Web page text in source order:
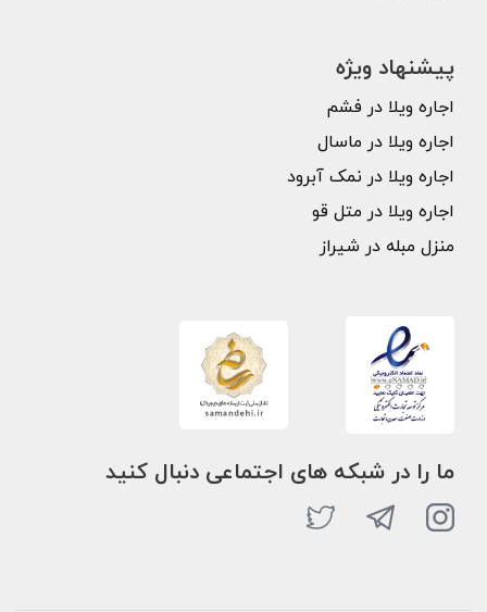
پیشنهاد ویژه
اجاره ویلا در فشم
اجاره ویلا در ماسال
اجاره ویلا در نمک آبرود
اجاره ویلا در متل قو
منزل مبله در شیراز
ما را در شبکه های اجتماعی دنبال کنید